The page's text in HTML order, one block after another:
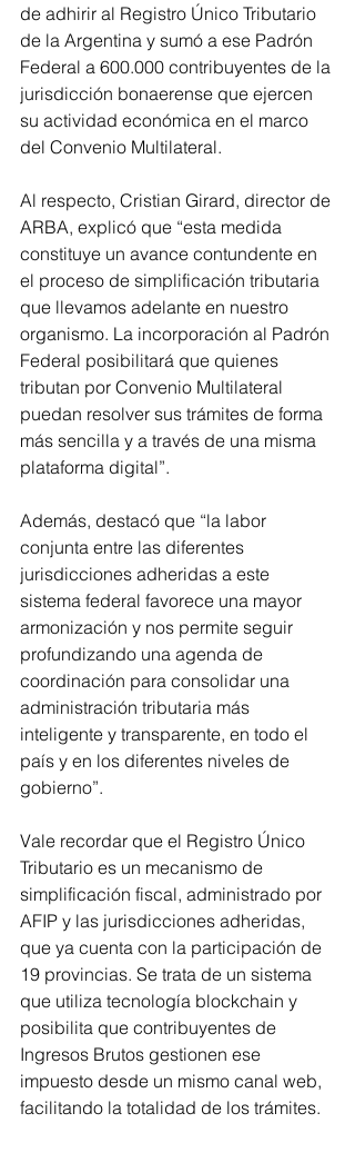
de adhirir al Registro Único Tributario
de la Argentina y sumó a ese Padrón
Federal a 600.000 contribuyentes de la
jurisdicción bonaerense que ejercen
su actividad económica en el marco
del Convenio Multilateral.
Al respecto, Cristian Girard, director de
ARBA, explicó que “esta medida
constituye un avance contundente en
el proceso de simplificación tributaria
que llevamos adelante en nuestro
organismo. La incorporación al Padrón
Federal posibilitará que quienes
tributan por Convenio Multilateral
puedan resolver sus trámites de forma
más sencilla y a través de una misma
plataforma digital”.
Además, destacó que “la labor
conjunta entre las diferentes
jurisdicciones adheridas a este
sistema federal favorece una mayor
armonización y nos permite seguir
profundizando una agenda de
coordinación para consolidar una
administración tributaria más
inteligente y transparente, en todo el
país y en los diferentes niveles de
gobierno”.
Vale recordar que el Registro Único
Tributario es un mecanismo de
simplificación fiscal, administrado por
AFIP y las jurisdicciones adheridas,
que ya cuenta con la participación de
19 provincias. Se trata de un sistema
que utiliza tecnología blockchain y
posibilita que contribuyentes de
Ingresos Brutos gestionen ese
impuesto desde un mismo canal web,
facilitando la totalidad de los trámites.